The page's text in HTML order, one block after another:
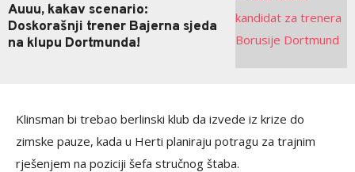
Auuu, kakav scenario:
Doskorašnji trener Bajerna sjeda
na klupu Dortmunda!
Klinsman bi trebao berlinski klub da izvede iz krize do
zimske pauze, kada u Herti planiraju potragu za trajnim
rješenjem na poziciji šefa stručnog štaba.